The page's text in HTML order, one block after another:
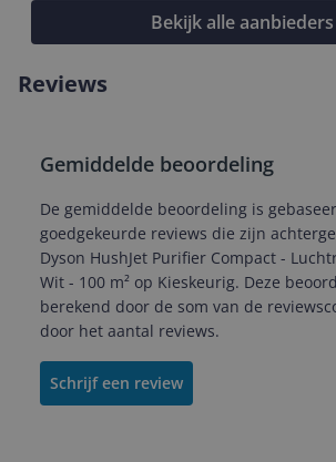
Bekijk alle aanbieders
Reviews
Gemiddelde beoordeling
De gemiddelde beoordeling is
goedgekeurde reviews die zijn
Dyson HushJet Purifier Compact -
Wit - 100 m² op Kieskeurig. Deze
berekend door de som van de
door het aantal reviews.
Schrijf een review